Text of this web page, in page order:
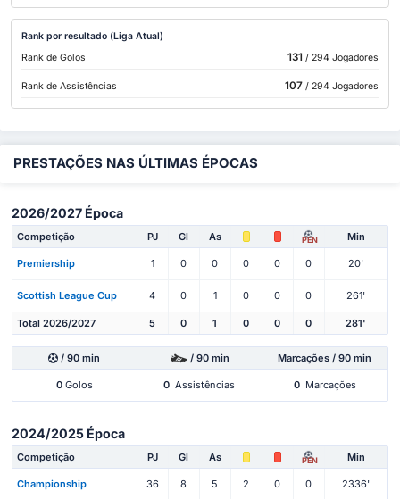
Rank por resultado (Liga Atual)
Rank de Golos
131 / 294 Jogadores
Rank de Assistências 107/ 294 Jogadores
PRESTAÇÕES NAS ÚLTIMAS ÉPOCAS
2026/2027 Época
Competição PJ Gl As PEN Min
Premiership 1 0 0 0 0 0 20'
Scottish League Cup 4 0 1 0 0 0 261'
Total 2026/2027 5 0 1 0 0 0 281'
/ 90 min / 90 min Marcações / 90 min
0Golos 0 Assistências 0 Marcações
2024/2025 Época
Competição PJ Gl As PEN Min
Championship 36 8 5 2 0 0 2336'